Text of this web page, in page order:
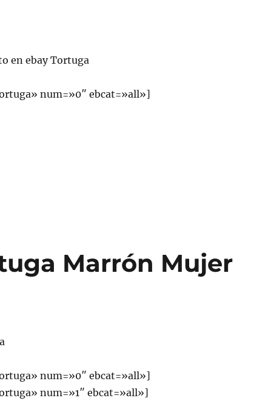
en ebay Tortuga
num=»0″ ebcat=»all»]
Marrón Mujer
num=»0″ ebcat=»all»]
num=»1″ ebcat=»all»]